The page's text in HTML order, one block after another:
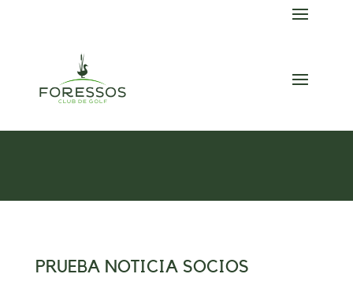
PRUEBA NOTICIA SOCIOS